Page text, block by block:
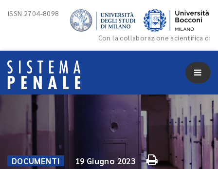
ISSN 2704-8098
Con la collaborazione scientifica di
DOCUMENTI 19 Giugno 2023